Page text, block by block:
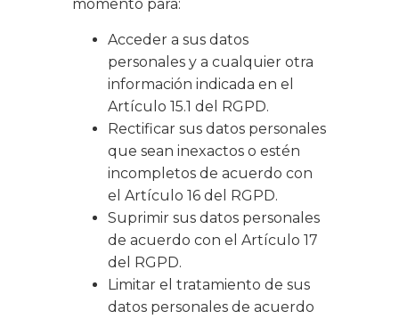
momento para:
Acceder a sus datos
personales y a cualquier otra
información indicada en el
Artículo 15.1 del RGPD.
Rectificar sus datos personales
que sean inexactos o estén
incompletos de acuerdo con
el Artículo 16 del RGPD.
Suprimir sus datos personales
de acuerdo con el Artículo 17
del RGPD.
Limitar el tratamiento de sus
datos personales de acuerdo